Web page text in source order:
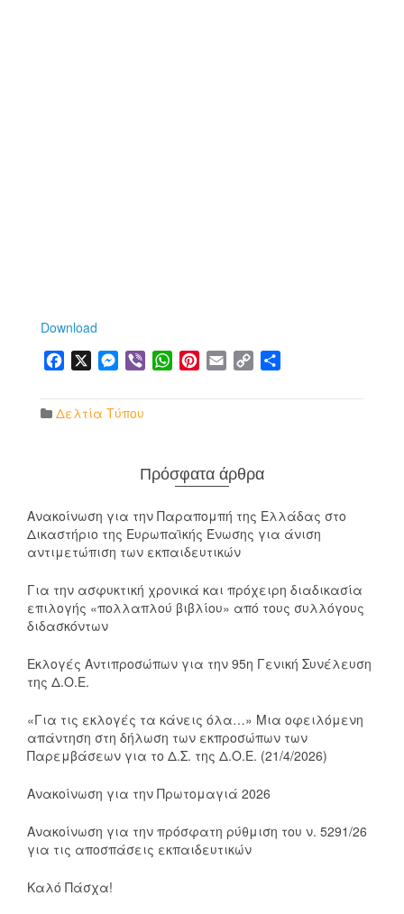
Download
Facebook Messenger
Viber WhatsApp
Pinterest
Email Copy
Δελτία Τύπου
Πρόσφατα άρθρα
Ανακοίνωση για την Παραπομπή της Ελλάδας στο
Δικαστήριο της Ευρωπαϊκής Ένωσης για άνιση
αντιμετώπιση των εκπαιδευτικών
Για την ασφυκτική χρονικά και πρόχειρη διαδικασία
επιλογής «πολλαπλού βιβλίου» από τους συλλόγους
διδασκόντων
Εκλογές Αντιπροσώπων για την 95η Γενική Συνέλευση
της Δ.Ο.Ε.
«Για τις εκλογές τα κάνεις όλα…» Μια οφειλόμενη
απάντηση στη δήλωση των εκπροσώπων των
Παρεμβάσεων για το Δ.Σ. της Δ.Ο.Ε. (21/4/2026)
Ανακοίνωση για την Πρωτομαγιά 2026
Ανακοίνωση για την πρόσφατη ρύθμιση του ν. 5291/26
για τις αποσπάσεις εκπαιδευτικών
Καλό Πάσχα!